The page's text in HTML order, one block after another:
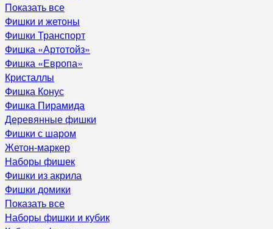
Показать все
Фишки и жетоны
Фишки Транспорт
Фишка «Артотойз»
Фишка «Европа»
Кристаллы
Фишка Конус
Фишка Пирамида
Деревянные фишки
Фишки с шаром
Жетон-маркер
Наборы фишек
Фишки из акрила
Фишки домики
Показать все
Наборы фишки и кубик